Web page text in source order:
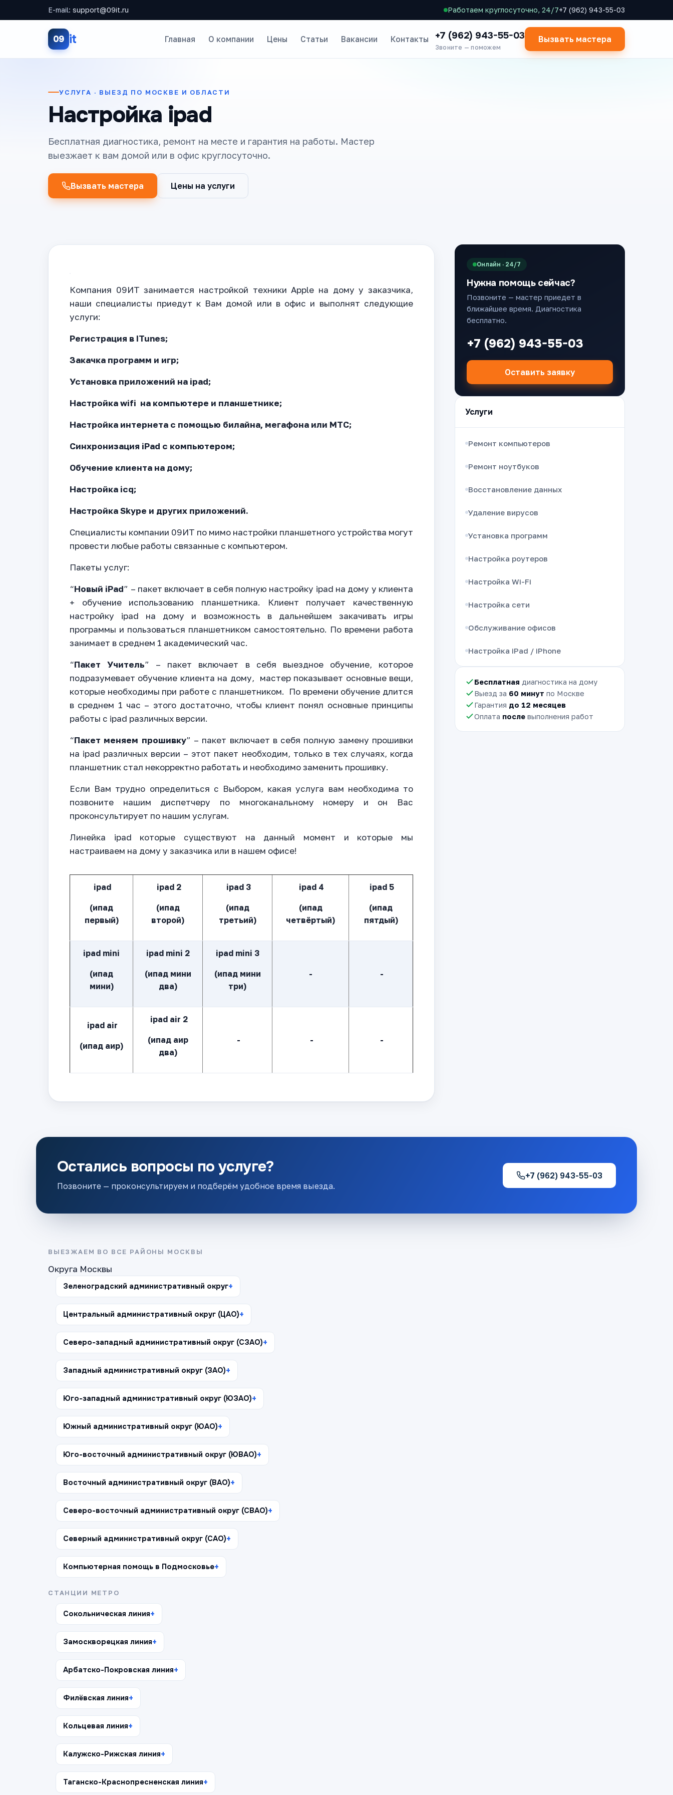
E-mail: support@09it.ru Работаем круглосуточно, 24/7+7 (962) 943-55-03
09 it Главная О компании Цены Статьи Вакансии Контакты +7 (962) 943-55-03
Звоните — поможем
Вызвать мастера
УСЛУГА · ВЫЕЗД ПО МОСКВЕ И ОБЛАСТИ
Настройка ipad
Бесплатная диагностика, ремонт на месте и гарантия на работы. Мастер
выезжает к вам домой или в офис круглосуточно.
Вызвать мастера Цены на услуги
Компания 09ИТ занимается настройкой техники Apple на дому у заказчика,
наши специалисты приедут к Вам домой или в офис и выполнят следующие
услуги:
Регистрация в ITunes;
Закачка программ и игр;
Установка приложений на ipad;
Настройка wifi на компьютере и планшетнике;
Настройка интернета с помощью билайна, мегафона или МТС;
Синхронизация iPad с компьютером;
Обучение клиента на дому;
Настройка icq;
Настройка Skype и других приложений.
Специалисты компании 09ИТ по мимо настройки планшетного устройства могут
провести любые работы связанные с компьютером.
Пакеты услуг:
“Новый iPad” – пакет включает в себя полную настройку ipad на дому у клиента
+ обучение использованию планшетника. Клиент получает качественную
настройку ipad на дому и возможность в дальнейшем закачивать игры
программы и пользоваться планшетником самостоятельно. По времени работа
занимает в среднем 1 академический час.
“Пакет Учитель” – пакет включает в себя выездное обучение, которое
подразумевает обучение клиента на дому, мастер показывает основные вещи,
которые необходимы при работе с планшетником. По времени обучение длится
в среднем 1 час – этого достаточно, чтобы клиент понял основные принципы
работы с ipad различных версии.
“Пакет меняем прошивку” – пакет включает в себя полную замену прошивки
на ipad различных версии – этот пакет необходим, только в тех случаях, когда
планшетник стал некорректно работать и необходимо заменить прошивку.
Если Вам трудно определиться с Выбором, какая услуга вам необходима то
позвоните нашим диспетчеру по многоканальному номеру и он Вас
проконсультирует по нашим услугам.
Линейка ipad которые существуют на данный момент и которые мы
настраиваем на дому у заказчика или в нашем офисе!
ipad
(ипад
первый)
ipad 2
(ипад
второй)
ipad 3
(ипад
третьий)
ipad 4
(ипад
четвёртый)
ipad 5
(ипад
пятдый)
ipad mini
(ипад
мини)
ipad mini 2
(ипад мини
два)
ipad mini 3
(ипад мини
три)
- -
ipad air
(ипад аир)
ipad air 2
(ипад аир
два)
- - -
Онлайн · 24/7
Нужна помощь сейчас?
Позвоните — мастер приедет в
ближайшее время. Диагностика
бесплатно.
+7 (962) 943-55-03
Оставить заявку
Услуги
Ремонт компьютеров
Ремонт ноутбуков
Восстановление данных
Удаление вирусов
Установка программ
Настройка роутеров
Настройка Wi-Fi
Настройка сети
Обслуживание офисов
Настройка iPad / iPhone
Бесплатная диагностика на дому
Выезд за 60 минут по Москве
Гарантия до 12 месяцев
Оплата после выполнения работ
Остались вопросы по услуге?
Позвоните — проконсультируем и подберём удобное время выезда.
+7 (962) 943-55-03
ВЫЕЗЖАЕМ ВО ВСЕ РАЙОНЫ МОСКВЫ
Округа Москвы
Зеленоградский административный округ
Центральный административный округ (ЦАО)
Северо-западный административный округ (СЗАО)
Западный административный округ (ЗАО)
Юго-западный административный округ (ЮЗАО)
Южный административный округ (ЮАО)
Юго-восточный административный округ (ЮВАО)
Восточный административный округ (ВАО)
Северо-восточный административный округ (СВАО)
Северный административный округ (САО)
Компьютерная помощь в Подмосковье
СТАНЦИИ МЕТРО
Сокольническая линия
Замоскворецкая линия
Арбатско-Покровская линия
Филёвская линия
Кольцевая линия
Калужско-Рижская линия
Таганско-Краснопресненская линия